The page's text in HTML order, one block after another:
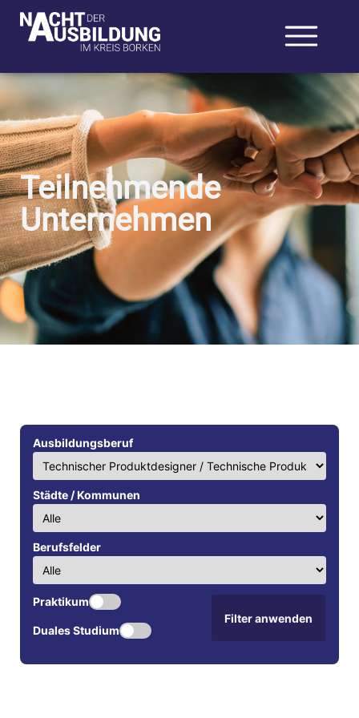
Teilnehmende
Unternehmen
Ausbildungsberuf
Städte / Kommunen
Berufsfelder
Praktikum
Duales Studium
Filter anwenden